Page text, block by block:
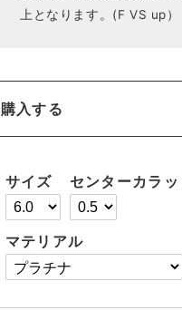
上となります。 (F VS up）
購入する
サイズ センターカラッ
マテリアル